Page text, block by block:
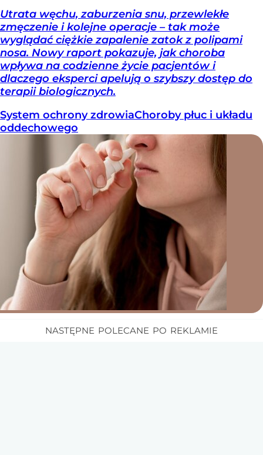
Utrata węchu, zaburzenia snu, przewlekłe
zmęczenie i kolejne operacje – tak może
wyglądać ciężkie zapalenie zatok z polipami
nosa. Nowy raport pokazuje, jak choroba
wpływa na codzienne życie pacjentów i
dlaczego eksperci apelują o szybszy dostęp do
terapii biologicznych.
System ochrony zdrowiaChoroby płuc i układu
oddechowego